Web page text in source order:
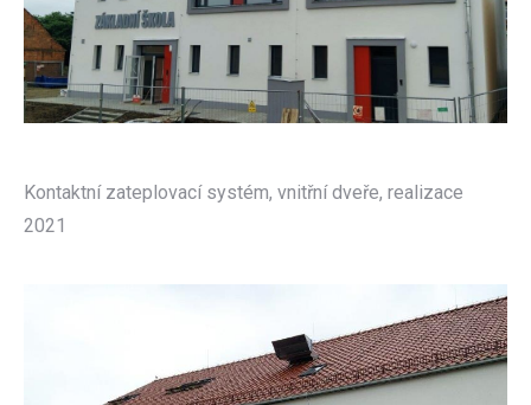
Kontaktní zateplovací systém, vnitřní dveře, realizace
2021